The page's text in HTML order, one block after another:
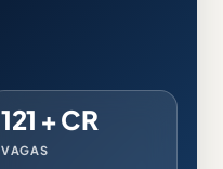
121 + CR
VAGAS